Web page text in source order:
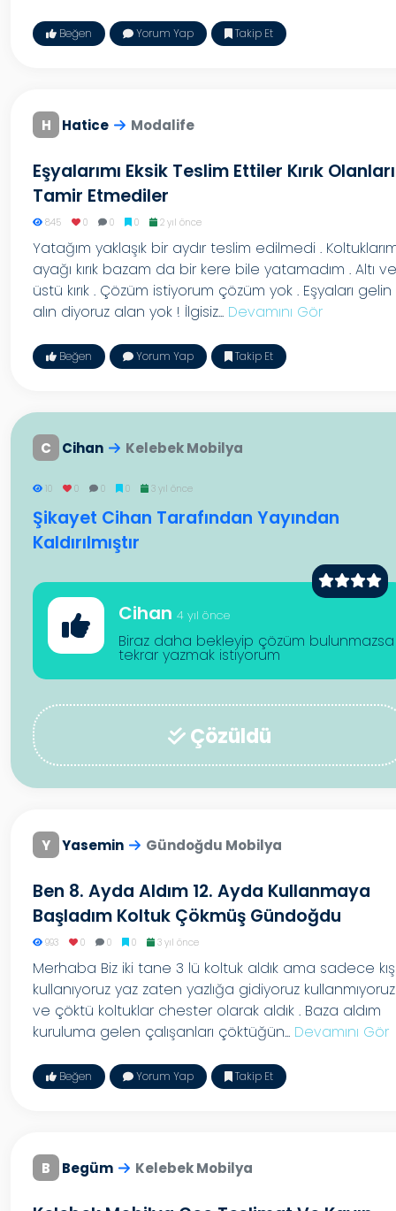
Beğen Yorum Yap Takip Et
H Hatice Modalife
Eşyalarımı Eksik Teslim Ettiler Kırık Olanları
Tamir Etmediler
845 0 0 0 2 yıl önce
Yatağım yaklaşık bir aydır teslim edilmedi .
ayağı kırık bazam da bir kere bile yatamadım . Altı ve
üstü kırık . Çözüm istiyorum çözüm yok . Eşyaları gelin
alın diyoruz alan yok ! İlgisiz... Devamını Gör
Beğen Yorum Yap Takip Et
C Cihan Kelebek Mobilya
10 0 0 0 3 yıl önce
Şikayet Cihan Tarafından Yayından
Kaldırılmıştır
Cihan 4 yıl önce
Biraz daha bekleyip çözüm bulunmazsa
tekrar yazmak istiyorum
Çözüldü
Y Yasemin Gündoğdu Mobilya
Ben 8. Ayda Aldım 12. Ayda Kullanmaya
Başladım Koltuk Çökmüş Gündoğdu
993 0 0 0 3 yıl önce
Merhaba Biz iki tane 3 lü koltuk aldık ama sadece
kullanıyoruz yaz zaten yazlığa gidiyoruz kullanmıyoruz
ve çöktü koltuklar chester olarak aldık . Baza aldım
kuruluma gelen çalışanları çöktüğün... Devamını Gör
Beğen Yorum Yap Takip Et
B Begüm Kelebek Mobilya